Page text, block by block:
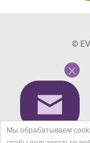
©
Мы обрабатываем